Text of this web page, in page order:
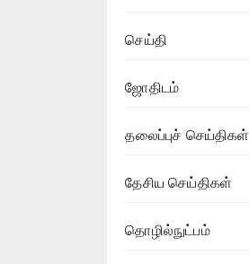
செய்தி
ஜோதிடம்
தலைப்புச் செய்திகள்
தேசிய செய்திகள்
தொழில்நுட்பம்